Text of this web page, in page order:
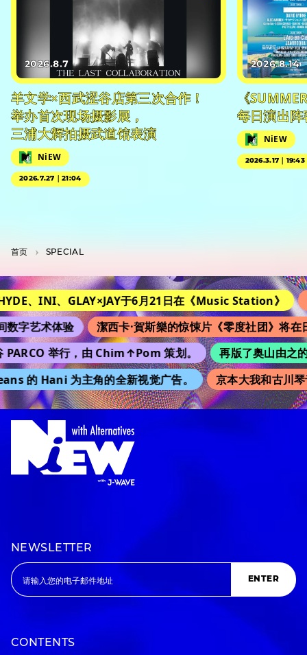
2026.8.7
羊文学×西武涩谷店第三次合作！
举办首次现场摄影展，
三浦大辉拍摄武道馆表演
NiEW
2026.7.27｜21:04
2026.8.14
《
每日演出阵
NiEW
2026.3.17｜19:43
首页 SPECIAL
GLAY×JAY于6月21日在《Music Station》
改编自小
体验
潔西卡·賀斯樂的惊悚片《零度社团》将在日本上映
举行，由 Chim↑Pom 策划。
再版了奥山由之的
Hani 为主角的全新视觉广告。
京本大我和古川琴音《
NEWSLETTER
ENTER
CONTENTS